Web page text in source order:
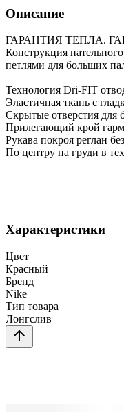
Описание
ГАРАНТИЯ ТЕПЛА.
Конструкция
петлями для больших
Технология Dri-FIT
Эластичная ткань с
Скрытые отверстия для
Прилегающий крой
Рукава покроя реглан
По центру на груди в
Характеристики
Цвет
Красный
Бренд
Nike
Тип товара
Лонгслив